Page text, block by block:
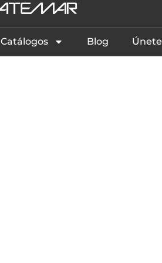
Catálogos Blog